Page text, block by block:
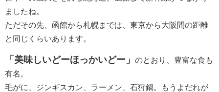
ましたね。
ただその先、函館から札幌までは、東京から大阪間の距離
と同じくらいあります。
「美味しいどーほっかいどー」 のとおり、豊富な食も
有名。
毛がに、ジンギスカン、ラーメン、石狩鍋。もうよだれが